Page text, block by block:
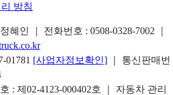
방침
혜인 ｜ 전화번호 : 0508-0328-7002
01781 [사업자정보확인]
｜ 통신판매번
: 제02-4123-000402호 ｜ 자동차 관리